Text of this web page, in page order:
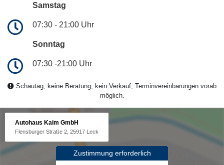
Samstag
07:30 - 21:00 Uhr
Sonntag
07:30 -21:00 Uhr
Schautag, keine Beratung, kein Verkauf, Terminvereinbarungen vorab
möglich.
Autohaus Kaim GmbH
Flensburger Straße 2, 25917 Leck
Zustimmung erforderlich